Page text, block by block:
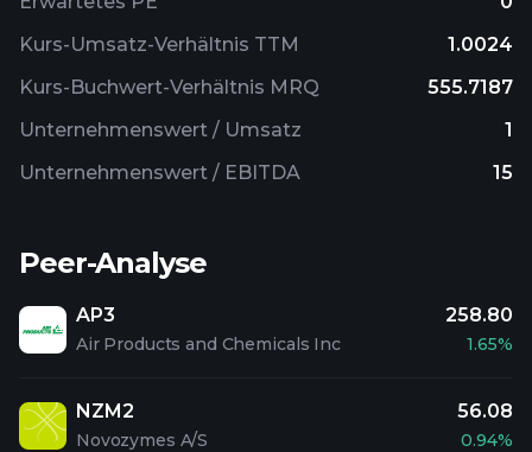
Kurs-Umsatz-Verhältnis TTM
1.0024
Kurs-Buchwert-Verhältnis MRQ
555.7187
Unternehmenswert / Umsatz
1
Unternehmenswert / EBITDA
15
Peer-Analyse
AP3
Air Products and Chemicals Inc
258.80
1.65%
NZM2
Novozymes A/S
56.08
0.94%